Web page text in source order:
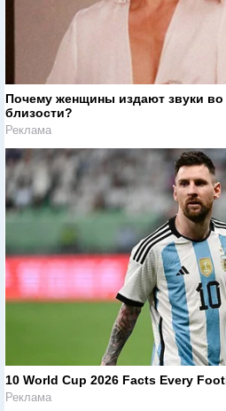
Почему женщины издают звуки
близости?
Реклама
10 World Cup 2026 Facts Every
Реклама